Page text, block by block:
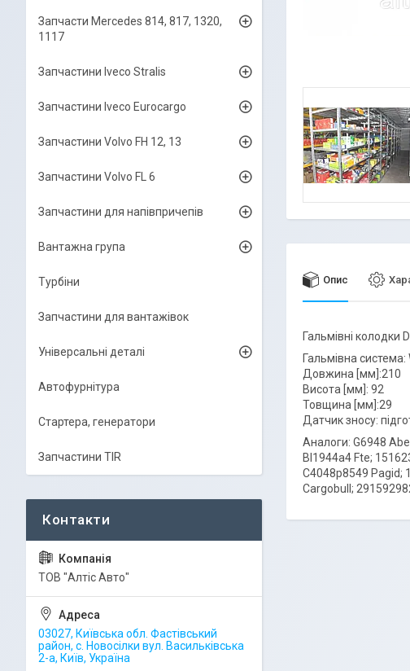
Опис
Гальмівні колодки
Гальмівна система:
Довжина [мм]:210
Висота [мм]: 92
Товщина [мм]:29
Датчик зносу:
Аналоги: G6948
Bl1944a4 Fte;
C4048p8549 Pagid;
Cargobull;
Запчасти Mercedes 814, 817, 1320,
1117
Запчастини Iveco Stralis
Запчастини Iveco Eurocargo
Запчастини Volvo FH 12, 13
Запчастини Volvo FL 6
Запчастини для напівпричепів
Вантажна група
Турбіни
Запчастини для вантажівок
Універсальні деталі
Автофурнітура
Стартера, генератори
Запчастини TIR
ТОВ "Алтіс Авто"
03027, Київська обл. Фастівський
район, с. Новосілки вул. Васильківська
2-а, Київ, Україна